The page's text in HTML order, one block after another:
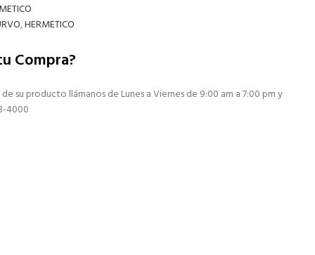
,HERMETICO
Compra?
su producto llámanos de Lunes a Viernes de 9:00 am a 7:00 pm y
4000